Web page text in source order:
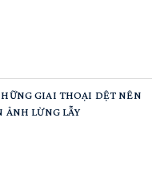
GIAI THOẠI DỆT NÊN
ẢNH LỪNG LẪY